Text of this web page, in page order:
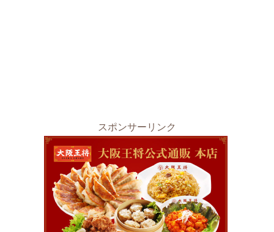
スポンサーリンク